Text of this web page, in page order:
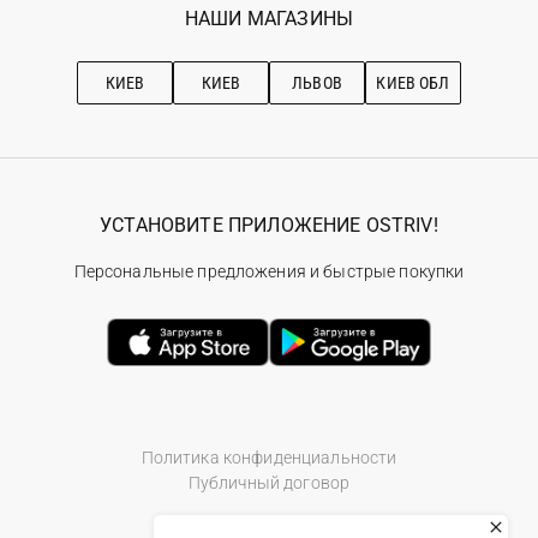
Ostriv Club+
Наши магазини
Рекомендации по уходу
НАШИ МАГАЗИНЫ
КИЕВ КИЕВ ЛЬВОВ КИЕВ ОБЛ
Политика конфиденциальности
Публичный договор
УСТАНОВИТЕ ПРИЛОЖЕНИЕ OSTRIV!
Персональные предложения и быстрые покупки